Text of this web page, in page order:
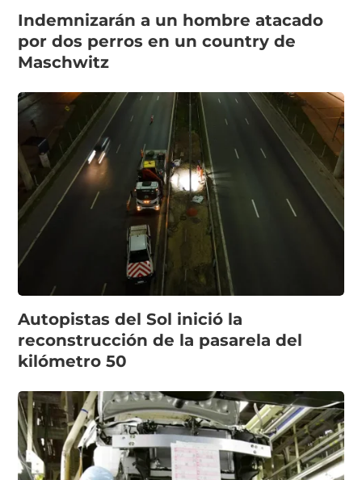
Indemnizarán a un hombre atacado
por dos perros en un country de
Maschwitz
Autopistas del Sol inició la
reconstrucción de la pasarela del
kilómetro 50